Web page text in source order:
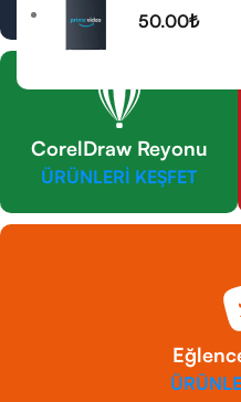
50.00₺
CorelDraw Reyonu
ÜRÜNLERİ KEŞFET